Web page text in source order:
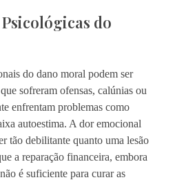
do
do dano moral podem ser
sofreram ofensas, calúnias ou
enfrentam problemas como
autoestima. A dor emocional
tão debilitante quanto uma lesão
a reparação financeira, embora
é suficiente para curar as